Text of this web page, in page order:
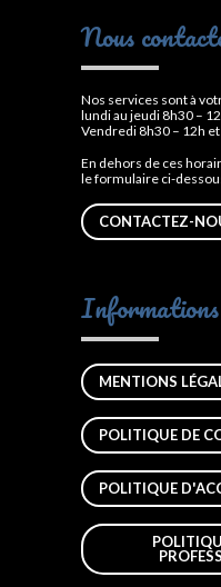
Nous
Nos services sont à
lundi au jeudi 8h30 –
Vendredi 8h30 – 12h
En dehors de ces
le formulaire ci-
CONTACTEZ-
MENTIONS
POLITIQUE DE
POLITIQUE